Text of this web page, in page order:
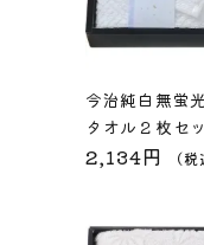
今治純白無蛍
タオル２枚セ
2,134円 （税